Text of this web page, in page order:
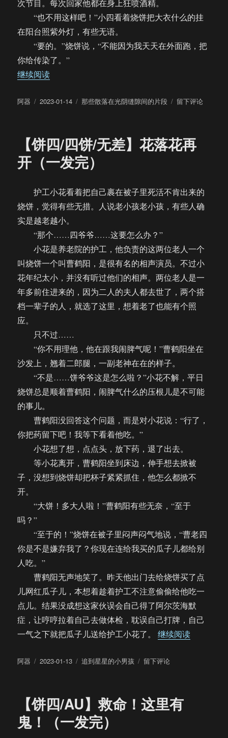
次节目。每次回家他都在身上狂喷酒精。
“也不用这样吧！”小四看着烧饼把大衣什么的挂
在阳台照紫外灯，有些无语。
“要的。”烧饼说，“不能因为我天天在外面跑，把
你给传染了。”
继续阅读“【饼四】那些散落在光阴缝隙间的片段（471-480
作
阿器
发
2023-01-14
分
那些散落在光阴缝隙间的片段
于
些
散
光
阴
缝
片
段
（471-
480）
留下评论
【饼四/四饼/无差】花落花再
开（一发完）
护工小花看着把自己裹在被子里死活不肯出来的
烧饼，觉得有些无措。人说老小孩老小孩，有些人确
实是越老越小。
“那个……四爷爷……这要怎么办？”
小花是养老院的护工，他负责的这两位老人一个
叫烧饼一个叫曹鹤阳，是很有名的相声演员。不过小
花年纪太小，并没有听过他们的相声。两位老人是一
年多前住进来的，因为二人的夫人都去世了，两个搭
档一辈子的人，就选了这里，想着老了也能有个照
应。
只不过……
“你不用理他，他在跟我闹脾气呢！”曹鹤阳坐在
沙发上，翘着二郎腿，一副老神在在的样子。
“不是……饼爷爷这是怎么啦？”小花不解，平日
烧饼总是顺着曹鹤阳，闹脾气什么的压根儿是不可能
的事儿。
曹鹤阳没回答这个问题，而是对小花说：“行了，
你把药留下吧！我等下看着他吃。”
小花想了想，点点头，放下药，退了出去。
等小花离开，曹鹤阳坐到床边，伸手想去掀被
子，没想到烧饼却把杯子紧紧抓住，他怎么都掀不
开。
“大饼！多大人啦！”曹鹤阳有些无奈，“至于
吗？”
“至于的！”烧饼在被子里闷声闷气地说，“曹老四
你是不是嫌弃我了？你现在连给我买的瓜子儿都给别
人吃。”
曹鹤阳无声地笑了。昨天他出门去给烧饼买了点
儿网红瓜子儿，本想着趁着护工不注意偷偷给他吃一
点儿。结果没成想这家伙误会自己得了阿尔茨海默
症，让哼哼拉着自己去做体检，耽误自己打牌，自己
一气之下就把瓜子儿送给护工小花了。继续阅读“【饼四/
作
阿器
发
2023-01-13
分
追到星星的小男孩
于
饼/
无
留下评论
【饼四/AU】救命！这里有
鬼！（一发完）